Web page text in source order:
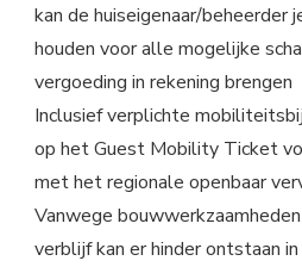
kan de huiseigenaar/beheerder
houden voor alle mogelijke
vergoeding in rekening brengen
Inclusief verplichte
op het Guest Mobility Ticket
met het regionale openbaar
Vanwege
verblijf kan er hinder ontstaan